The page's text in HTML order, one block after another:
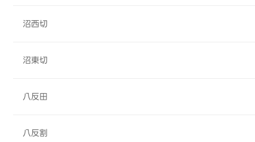
沼西切
沼東切
八反田
八反割